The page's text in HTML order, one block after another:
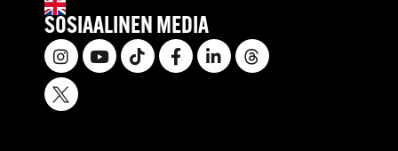
SOSIAALINEN MEDIA